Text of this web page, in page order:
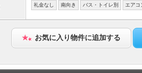
礼金なし 南向き バス・トイレ別 エアコ
お気に入り物件に追加する